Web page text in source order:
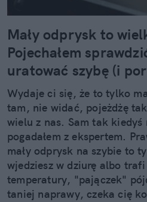
Mały odprysk to
Pojechałem
uratować szybę (i
Wydaje ci się, że to tylko
tam, nie widać, pojeżdżę
wielu z nas. Sam tak kiedyś
pogadałem z ekspertem.
mały odprysk na szybie to
wjedziesz w dziurę albo trafi
temperatury, "pajączek"
taniej naprawy, czeka cię